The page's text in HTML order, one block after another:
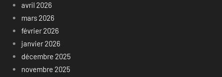
avril 2026
mars 2026
février 2026
janvier 2026
décembre 2025
novembre 2025